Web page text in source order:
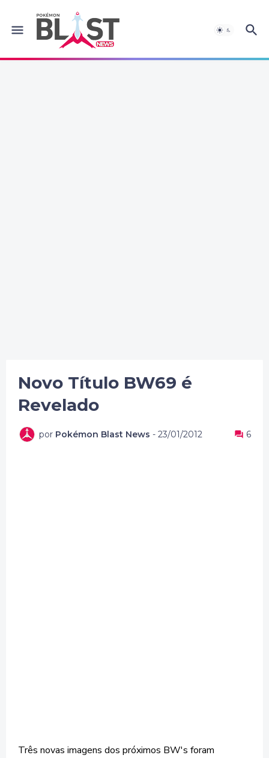
Novo Título BW69 é
Revelado
por Pokémon Blast News - 23/01/2012 6
Três novas imagens dos próximos BW's foram